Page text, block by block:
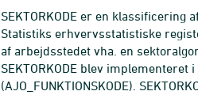
SEKTORKODE er en klassificering
Statistiks erhvervsstatistiske
af arbejdsstedet vha. en
SEKTORKODE blev
(AJO_FUNKTIONSKODE).